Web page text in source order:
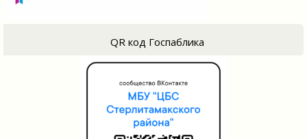
QR код Госпаблика